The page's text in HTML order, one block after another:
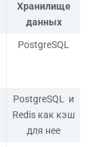
Хранилище
данных
PostgreSQL
PostgreSQL и
Redis как кэш
для нее